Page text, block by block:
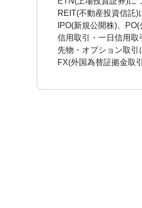
REIT(不動産投資信託)
IPO(新規公開株)、
信用取引・一日信用取
先物・オプション取引
FX(外国為替証拠金取